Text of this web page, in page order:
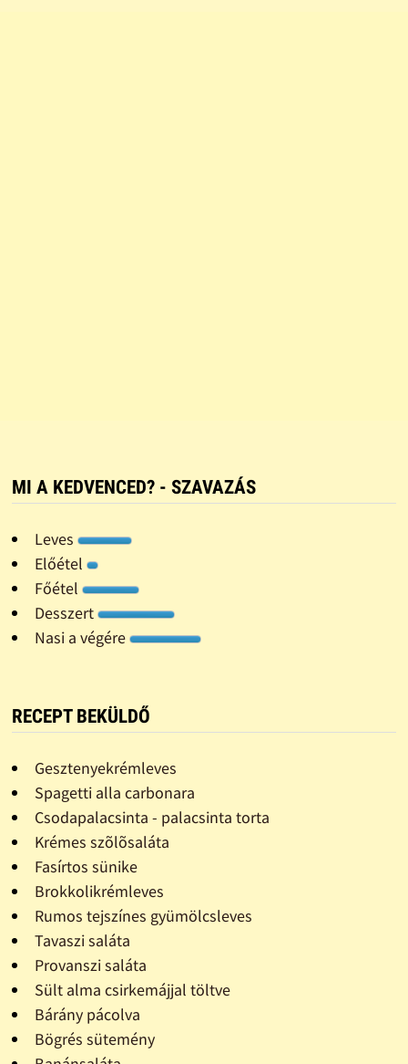
MI A KEDVENCED? - SZAVAZÁS
Leves
Előétel
Főétel
Desszert
Nasi a végére
RECEPT BEKÜLDŐ
Gesztenyekrémleves
Spagetti alla carbonara
Csodapalacsinta - palacsinta torta
Krémes szõlõsaláta
Fasírtos sünike
Brokkolikrémleves
Rumos tejszínes gyümölcsleves
Tavaszi saláta
Provanszi saláta
Sült alma csirkemájjal töltve
Bárány pácolva
Bögrés sütemény